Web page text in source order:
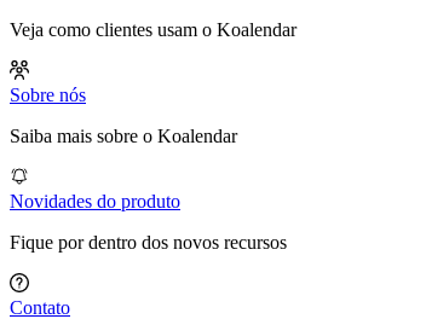
Veja como clientes usam o Koalendar
Sobre nós
Saiba mais sobre o Koalendar
Novidades do produto
Fique por dentro dos novos recursos
Contato